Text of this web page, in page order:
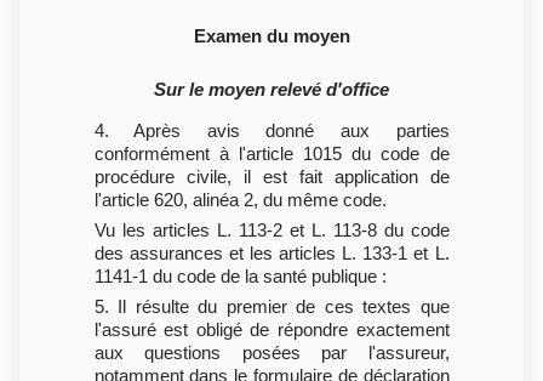
Examen du moyen
Sur le moyen relevé d'office
4. Après avis donné aux parties
conformément à l'article 1015 du code de
procédure civile, il est fait application de
l'article 620, alinéa 2, du même code.
Vu les articles L. 113-2 et L. 113-8 du code
des assurances et les articles L. 133-1 et L.
1141-1 du code de la santé publique :
5. Il résulte du premier de ces textes que
l'assuré est obligé de répondre exactement
aux questions posées par l'assureur,
notamment dans le formulaire de déclaration